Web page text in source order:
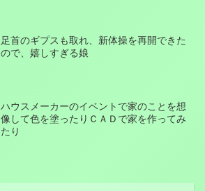
足首のギプスも取れ、新体操を再開できた
ので、嬉しすぎる娘
ハウスメーカーのイベントで家のことを想
像して色を塗ったりＣＡＤで家を作ってみ
たり